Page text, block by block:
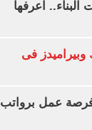
البناء.. اعرفها
وبيراميدز فى
المؤهلات والطلبة.. 795 فرصة عمل برواتب